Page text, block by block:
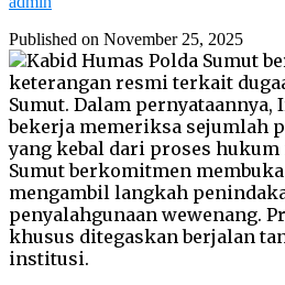
Published on November 25, 2025